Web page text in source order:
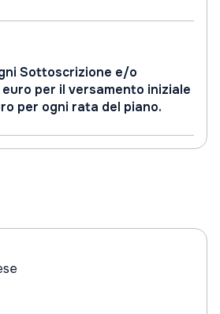
Sottoscrizione e/o
euro per il versamento iniziale
per ogni rata del piano.